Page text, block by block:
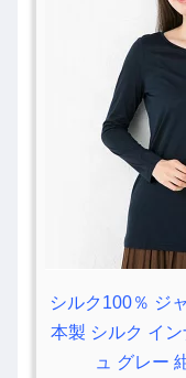
シルク100％ ジ
本製 シルク イ
ュ グレー